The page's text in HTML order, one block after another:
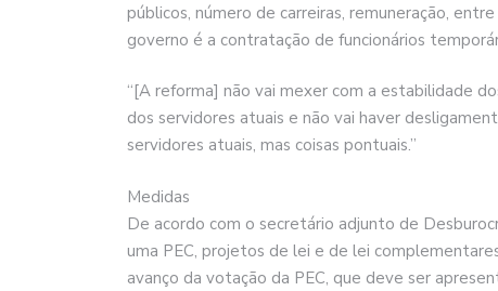
públicos, número de carreiras, remuneração,
governo é a contratação de funcionários
“[A reforma] não vai mexer com a estabilidade
dos servidores atuais e não vai haver
servidores atuais, mas coisas pontuais.”
Medidas
De acordo com o secretário adjunto de
uma PEC, projetos de lei e de lei
avanço da votação da PEC, que deve ser